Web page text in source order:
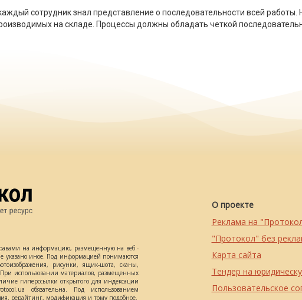
сотрудник знал представление о последовательности всей
на складе. Процессы должны обладать четкой
на информацию, размещенную на веб -
указано иное. Под информацией понимаются
рисунки, ящик-шота, сканы,
использовании материалов, размещенных
гиперссылки открытого для индексации
обязательна. Под использованием
рерайтинг, модификация и тому подобное.
О проекте
Реклама на
"Протокол" без
Карта сайта
Тендер на
Пользовательское